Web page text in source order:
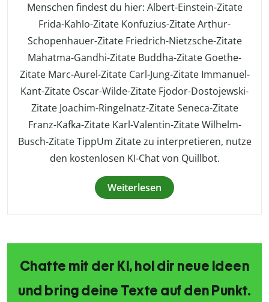
Menschen findest du hier: Albert-Einstein-Zitate
Frida-Kahlo-Zitate Konfuzius-Zitate Arthur-
Schopenhauer-Zitate Friedrich-Nietzsche-Zitate
Mahatma-Gandhi-Zitate Buddha-Zitate Goethe-
Zitate Marc-Aurel-Zitate Carl-Jung-Zitate Immanuel-
Kant-Zitate Oscar-Wilde-Zitate Fjodor-Dostojewski-
Zitate Joachim-Ringelnatz-Zitate Seneca-Zitate
Franz-Kafka-Zitate Karl-Valentin-Zitate Wilhelm-
Busch-Zitate TippUm Zitate zu interpretieren, nutze
den kostenlosen KI-Chat von Quillbot.
Weiterlesen
Chatte mit der KI, hol dir neue Ideen
und bring deine Texte auf den Punkt.